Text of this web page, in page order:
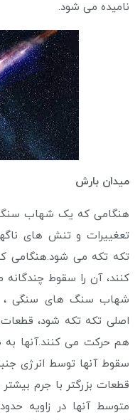
نامیده می شود.
میدان بارش
هنگامی که یک شهاب سنگ
تعغییرات و تنش های
تکه تکه می
کنند، آن را سقوط
شهاب سنگ های سنگی ،
اصلی تکه تکه شود،
هم حرکت می کنند.آنها به
سقوط آنها توسط انرژی
قطعات بزرگتر با جرم